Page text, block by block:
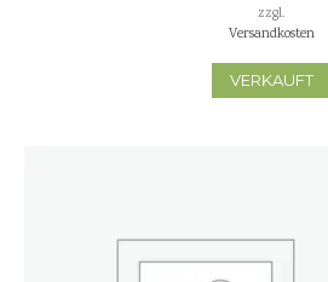
zzgl.
Versandkosten
VERKAUFT